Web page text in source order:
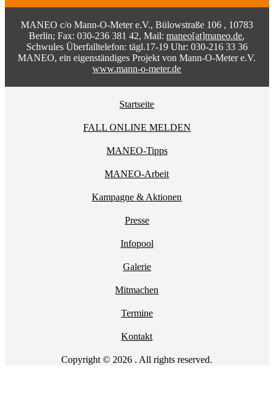
MANEO c/o Mann-O-Meter e.V., Bülowstraße 106 , 10783
Berlin; Fax: 030-236 381 42, Mail:maneo[at]maneo.de,
Schwules Überfalltelefon: tägl.17-19 Uhr: 030-216 33 36
MANEO, ein eigenständiges Projekt von Mann-O-Meter e.V.
www.mann-o-meter.de
Startseite
FALL ONLINE MELDEN
MANEO-Tipps
MANEO-Arbeit
Kampagne & Aktionen
Presse
Infopool
Galerie
Mitmachen
Termine
Kontakt
Copyright © 2026 . All rights reserved.